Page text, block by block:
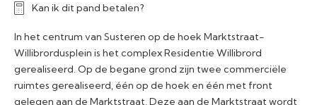
Kan ik dit pand betalen?
In het centrum van Susteren op de hoek Marktstraat-
Willibrordusplein is het complex Residentie Willibrord
gerealiseerd. Op de begane grond zijn twee commerciële
ruimtes gerealiseerd, één op de hoek en één met front
gelegen aan de Marktstraat. Deze aan de Marktstraat wordt